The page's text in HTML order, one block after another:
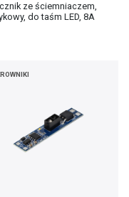
ze ściemniaczem,
do taśm LED, 8A